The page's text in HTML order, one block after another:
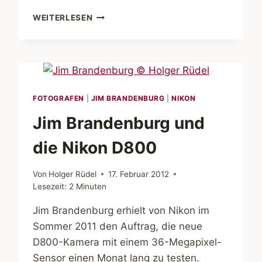
WEITERLESEN WILDE
FOTOGRAFEN JIM BRANDENBURG |NIKON
Jim Brandenburg und
die Nikon D800
Von Holger Rüdel
17. Februar 2012
Lesezeit: 2 Minuten
Jim Brandenburg erhielt von Nikon im
Sommer 2011 den Auftrag, die neue
D800-Kamera mit einem 36-Megapixel-
Sensor einen Monat lang zu testen.